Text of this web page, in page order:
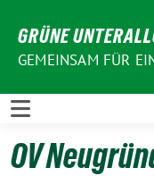
zum
Inhalt
GRÜNE
GEMEINSAM FÜR
OV